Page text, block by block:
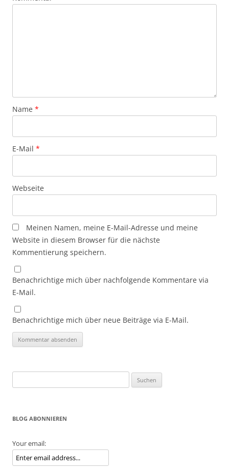
Name *
E-Mail *
Webseite
Meinen Namen, meine E-Mail-Adresse und meine
Website in diesem Browser für die nächste
Kommentierung speichern.
Benachrichtige mich über nachfolgende Kommentare via
E-Mail.
Benachrichtige mich über neue Beiträge via E-Mail.
nach:
BLOG ABONNIEREN
Your email: